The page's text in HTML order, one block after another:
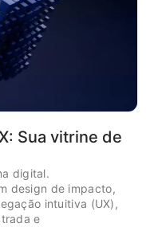
Sua vitrine de
digital.
design de impacto,
intuitiva (UX),
e